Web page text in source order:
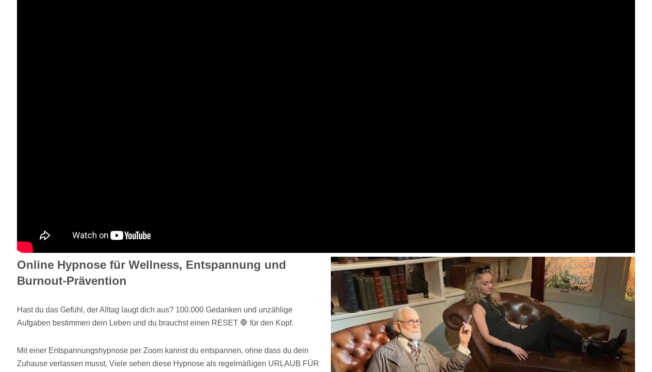
Online Hypnose für Wellness, Entspannung und
Burnout-Prävention
Hast du das Gefühl, der Alltag laugt dich aus? 100.000 Gedanken und unzählige
Aufgaben bestimmen dein Leben und du brauchst einen RESET 🛑 für den Kopf.
Mit einer Entspannungshypnose per Zoom kannst du entspannen, ohne dass du dein
Zuhause verlassen musst. Viele sehen diese Hypnose als regelmäßigen URLAUB FÜR